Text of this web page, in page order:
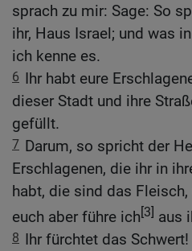
sprach zu mir: Sage: So
ihr, Haus Israel; und was
ich kenne es.
6 Ihr habt eure
dieser Stadt und ihre
gefüllt.
7 Darum, so spricht der
Erschlagenen, die ihr in
habt, die sind das
euch aber führe ich[3] aus
8 Ihr fürchtet das